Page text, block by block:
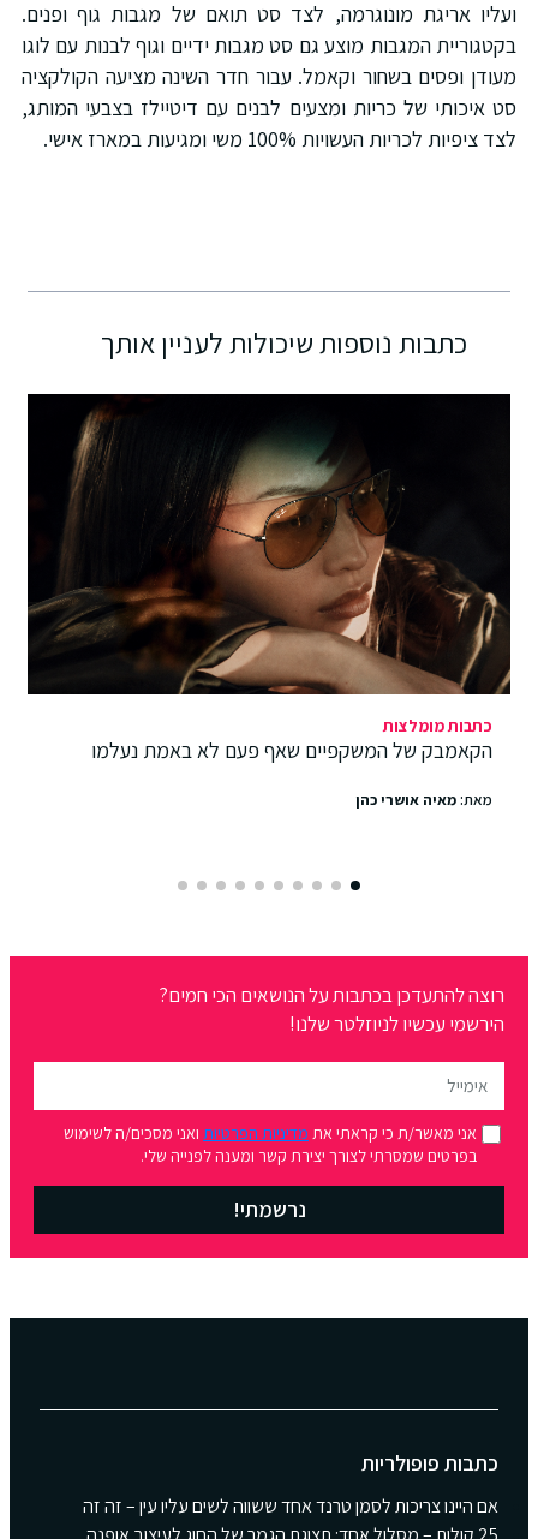
אריגת מונוגרמה, לצד סט תואם של מגבות גוף ופנים.
המגבות מוצע גם סט מגבות ידיים וגוף לבנות עם לוגו
ופסים בשחור וקאמל. עבור חדר השינה מציעה הקולקציה
איכותי של כריות ומצעים לבנים עם דיטיילז בצבעי המותג,
ציפיות לכריות העשויות 100% משי ומגיעות במארז אישי.
כתבות נוספות שיכולות לעניין אותך
כתבות מומלצות
הקאמבק של המשקפיים שאף פעם לא באמת נעלמו
מאת:מאיה אושרי כהן
רוצה להתעדכן בכתבות על הנושאים הכי חמים?
הירשמי עכשיו לניוזלטר שלנו!
אני מאשר/ת כי קראתי את מדיניות הפרטיותואני מסכים/ה לשימוש
בפרטים שמסרתי לצורך יצירת קשר ומענה לפנייה שלי.
נרשמתי!
כתבות פופולריות
אם היינו צריכות לסמן טרנד אחד ששווה לשים עליו עין – זה זה